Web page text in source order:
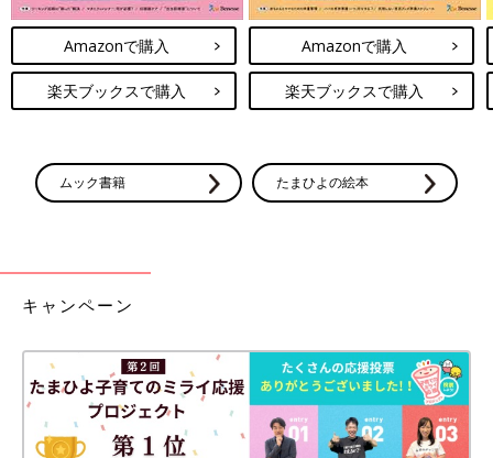
Amazonで購入
楽天ブックスで購入
Amazonで購入
楽天ブックスで購入
ムック書籍 たまひよの絵本
キャンペーン